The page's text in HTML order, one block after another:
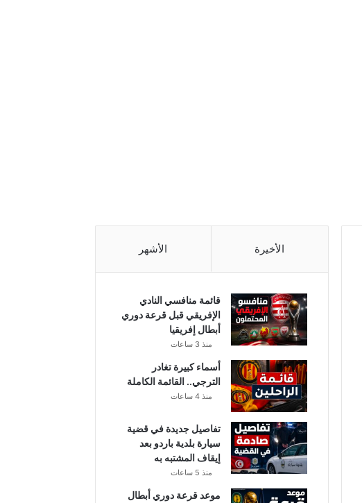
الأخيرة الأشهر
قائمة منافسي النادي
الإفريقي قبل قرعة دوري
أبطال إفريقيا
منذ 3 ساعات
أسماء كبيرة تغادر
الترجي.. القائمة الكاملة
منذ 4 ساعات
تفاصيل جديدة في قضية
سيارة بلدية باردو بعد
إيقاف المشتبه به
منذ 5 ساعات
موعد قرعة دوري أبطال